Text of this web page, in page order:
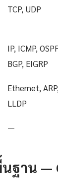
TCP, UDP
IP, ICMP,
BGP, EIGRP
Ethernet,
LLDP
—
ฐาน —